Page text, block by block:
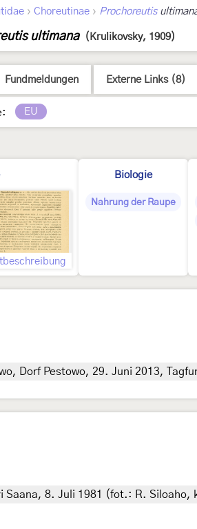
› Choreutinae › Prochoreutis
ultimana (Krulikovsky, 1909)
Fundmeldungen Externe Links (8)
EU
Biologie
Nahrung der Raupe
Dorf Pestowo, 29. Juni 2013,
8. Juli 1981 (fot.: R.